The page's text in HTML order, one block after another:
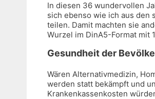
In diesen 36 wundervollen
sich ebenso wie ich aus den
teilen. Damit machten sie
Wurzel im DinA5-Format mit
Gesundheit der
Wären Alternativmedizin,
werden statt bekämpft und
Krankenkassenkosten